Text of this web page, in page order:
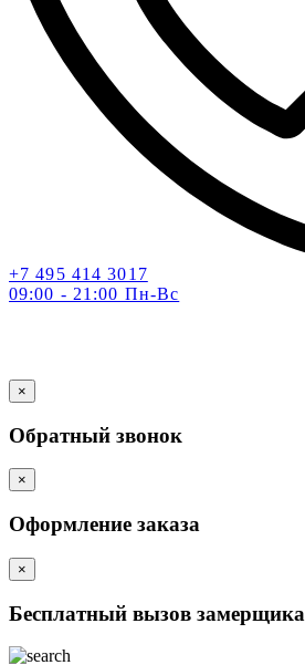
+7 495 414 3017
09:00 - 21:00 Пн-Вс
×
Обратный звонок
×
Оформление заказа
×
Бесплатный вызов замерщика